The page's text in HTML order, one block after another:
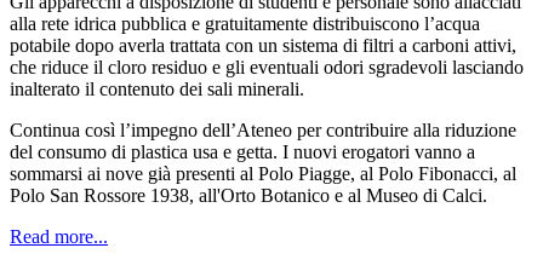
alla rete idrica pubblica e gratuitamente distribuiscono l’acqua
potabile dopo averla trattata con un sistema di filtri a carboni attivi,
che riduce il cloro residuo e gli eventuali odori sgradevoli lasciando
inalterato il contenuto dei sali minerali.
Continua così l’impegno dell’Ateneo per contribuire alla riduzione
del consumo di plastica usa e getta. I nuovi erogatori vanno a
sommarsi ai nove già presenti al Polo Piagge, al Polo Fibonacci, al
Polo San Rossore 1938, all'Orto Botanico e al Museo di Calci.
Read more...